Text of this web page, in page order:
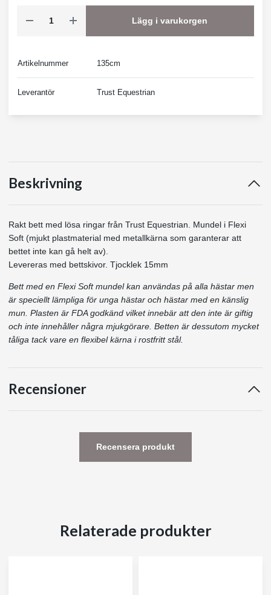
Lägg i varukorgen
Artikelnummer 135cm
Leverantör Trust Equestrian
Beskrivning
Rakt bett med lösa ringar från Trust Equestrian. Mundel i Flexi
Soft (mjukt plastmaterial med metallkärna som garanterar att
bettet inte kan gå helt av).
Levereras med bettskivor. Tjocklek 15mm
Bett med en Flexi Soft mundel kan användas på alla hästar men
är speciellt lämpliga för unga hästar och hästar med en känslig
mun. Plasten är FDA godkänd vilket innebär att den inte är giftig
och inte innehåller några mjukgörare. Betten är dessutom mycket
tåliga tack vare en flexibel kärna i rostfritt stål.
Recensioner
Recensera produkt
Relaterade produkter